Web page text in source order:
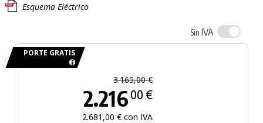
Esquema Eléctrico
Sin IVA
PORTE GRATIS
3.165,00 €
2.216 00 €
2.681,00 € con IVA